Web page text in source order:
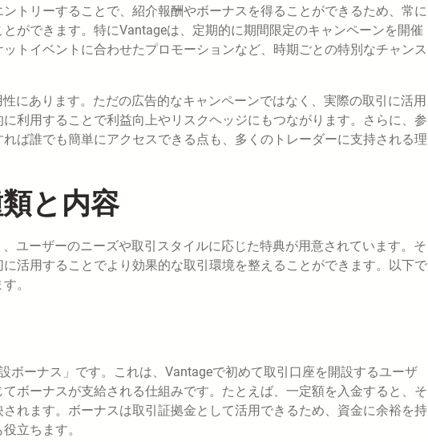
トリーすることで、紹介報酬やボーナスを得ることができるため、常に
ができます。特にVantageは、定期的に期間限定のキャンペーンを開催
トイベントに合わせたプロモーションなど、時期ごとの特別なチャンス
にあります。ただの広告的なキャンペーンではなく、実際の取引に活用
利用することで利益向上やリスクヘッジにもつながります。さらに、参
ば誰でも簡単にアクセスできる点も、多くのトレーダーに支持される理
と内容
ユーザーのニーズや取引スタイルに応じた特典が用意されています。そ
活用することでより効果的な取引環境を整えることができます。以下で
。
ボーナス」です。これは、Vantageで初めて取引口座を開設するユーザ
ボーナスが支給される仕組みです。たとえば、一定額を入金すると、そ
れます。ボーナスは取引証拠金として活用できるため、資金に余裕を持
立ちます。